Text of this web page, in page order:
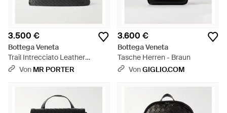
3.500 €
Bottega Veneta
Trail Intrecciato Leather
Drawstring Backpack -
Von MR PORTER
3.600 €
Bottega Veneta
Tasche Herren - Braun
VonGIGLIO.COM